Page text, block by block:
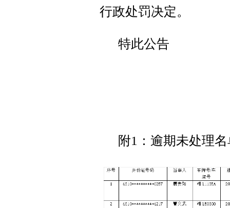
行政处罚决定。
特此公告
附1：逾期未处理